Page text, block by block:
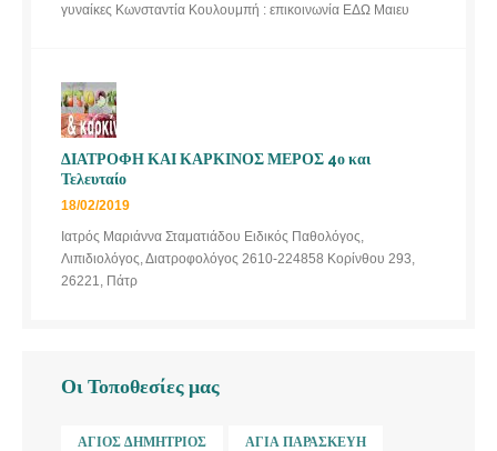
γυναίκες Κωνσταντία Κουλουμπή : επικοινωνία ΕΔΩ Μαιευ
ΔΙΑΤΡΟΦΗ ΚΑΙ ΚΑΡΚΙΝΟΣ ΜΕΡΟΣ 4ο και
Τελευταίο
18/02/2019
Ιατρός Μαριάννα Σταματιάδου Ειδικός Παθολόγος,
Λιπιδιολόγος, Διατροφολόγος 2610-224858 Κορίνθου 293,
26221, Πάτρ
Οι Τοποθεσίες μας
ΆΓΙΟΣ ΔΗΜΉΤΡΙΟΣ ΑΓΊΑ ΠΑΡΑΣΚΕΥΉ